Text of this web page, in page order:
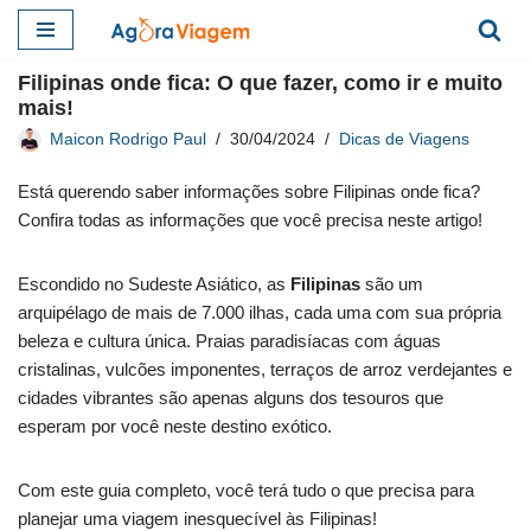
para
o
conteúdo
Filipinas onde fica: O que fazer, como ir e muito
mais!
Maicon Rodrigo Paul 30/04/2024 Dicas de Viagens
Está querendo saber informações sobre Filipinas onde fica?
Confira todas as informações que você precisa neste artigo!
Escondido no Sudeste Asiático, as Filipinas são um
arquipélago de mais de 7.000 ilhas, cada uma com sua própria
beleza e cultura única. Praias paradisíacas com águas
cristalinas, vulcões imponentes, terraços de arroz verdejantes e
cidades vibrantes são apenas alguns dos tesouros que
esperam por você neste destino exótico.
Com este guia completo, você terá tudo o que precisa para
planejar uma viagem inesquecível às Filipinas!